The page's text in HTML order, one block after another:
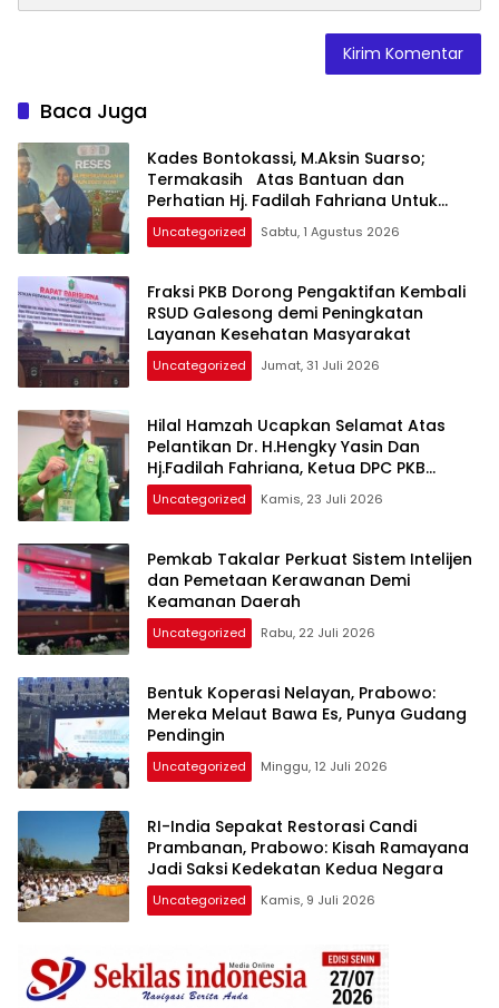
Baca Juga
Kades Bontokassi, M.Aksin Suarso;
Termakasih Atas Bantuan dan
Perhatian Hj. Fadilah Fahriana Untuk
Warganya
Uncategorized Sabtu, 1 Agustus 2026
Fraksi PKB Dorong Pengaktifan Kembali
RSUD Galesong demi Peningkatan
Layanan Kesehatan Masyarakat
Uncategorized Jumat, 31 Juli 2026
Hilal Hamzah Ucapkan Selamat Atas
Pelantikan Dr. H.Hengky Yasin Dan
Hj.Fadilah Fahriana, Ketua DPC PKB
Takalar dan Ketua DPW PB Prov- Sulsel
Uncategorized Kamis, 23 Juli 2026
Pemkab Takalar Perkuat Sistem Intelijen
dan Pemetaan Kerawanan Demi
Keamanan Daerah
Uncategorized Rabu, 22 Juli 2026
Bentuk Koperasi Nelayan, Prabowo:
Mereka Melaut Bawa Es, Punya Gudang
Pendingin
Uncategorized Minggu, 12 Juli 2026
RI-India Sepakat Restorasi Candi
Prambanan, Prabowo: Kisah Ramayana
Jadi Saksi Kedekatan Kedua Negara
Uncategorized Kamis, 9 Juli 2026